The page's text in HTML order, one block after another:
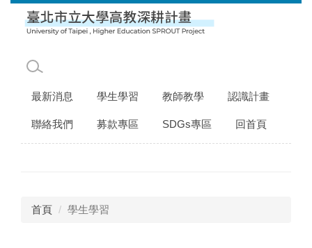
最新消息 學生學習 教師教學 認識計畫
聯絡我們 募款專區 SDGs專區 回首頁
首頁 學生學習